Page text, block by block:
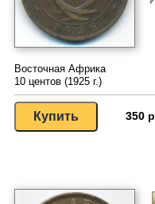
Восточная Африка
10 центов (1925 г.)
350